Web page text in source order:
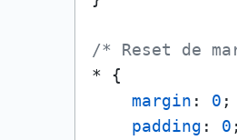
/* Reset de
* {
margin : 0 ;
padding : 0 ;